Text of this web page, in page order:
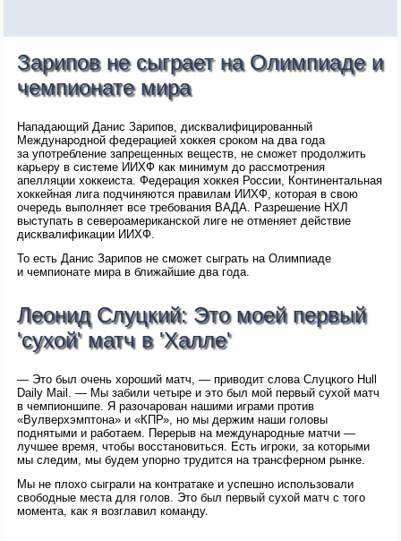
Зарипов не сыграет на Олимпиаде и
чемпионате мира
Нападающий Данис Зарипов, дисквалифицированный
Международной федерацией хоккея сроком на два года
за употребление запрещенных веществ, не сможет продолжить
карьеру в системе ИИХФ как минимум до рассмотрения
апелляции хоккеиста. Федерация хоккея России, Континентальная
хоккейная лига подчиняются правилам ИИХФ, которая в свою
очередь выполняет все требования ВАДА. Разрешение НХЛ
выступать в североамериканской лиге не отменяет действие
дисквалификации ИИХФ.
То есть Данис Зарипов не сможет сыграть на Олимпиаде
и чемпионате мира в ближайшие два года.
Леонид Слуцкий: Это моей первый
'сухой' матч в 'Халле'
— Это был очень хороший матч, — приводит слова Слуцкого Hull
Daily Mail. — Мы забили четыре и это был мой первый сухой матч
в чемпионшипе. Я разочарован нашими играми против
«Вулверхэмптона» и «КПР», но мы держим наши головы
поднятыми и работаем. Перерыв на международные матчи —
лучшее время, чтобы восстановиться. Есть игроки, за которыми
мы следим, мы будем упорно трудится на трансферном рынке.
Мы не плохо сыграли на контратаке и успешно использовали
свободные места для голов. Это был первый сухой матч с того
момента, как я возглавил команду.